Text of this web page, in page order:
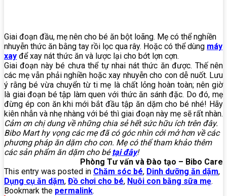
Giai đoạn đầu, mẹ nên cho bé ăn bột loãng. Mẹ có thể nghiền
nhuyễn thức ăn bằng tay rồi lọc qua rây. Hoặc có thể dùng máy
xay để xay nát thức ăn và lược lại cho bớt lợn cợn.
Giai đoạn này bé chưa thể tự nhai nát thức ăn được. Thế nên
các mẹ vẫn phải nghiền hoặc xay nhuyễn cho con dễ nuốt. Lưu
ý rằng bé vừa chuyển từ ti mẹ là chất lỏng hoàn toàn; nên giờ
là giai đoạn bé tập làm quen với thức ăn sánh đặc. Do đó, mẹ
đừng ép con ăn khi mới bắt đầu tập ăn dặm cho bé nhé! Hãy
kiên nhẫn và nhẹ nhàng với bé thì giai đoạn này mẹ sẽ rất nhàn.
Cảm ơn chị dung về những chia sẻ hết sức hữu ích trên đây.
Bibo Mart hy vọng các mẹ đã có góc nhìn cởi mở hơn về các
phương pháp ăn dặm cho con. Mẹ có thể tham khảo thêm
các sản phẩm ăn dặm cho bétại đây!
Phòng Tư vấn và Đào tạo – Bibo Care
This entry was posted in Chăm sóc bé, Dinh dưỡng ăn dặm,
Dụng cụ ăn dặm, Đồ chơi cho bé, Nuôi con bằng sữa mẹ.
Bookmark the permalink.